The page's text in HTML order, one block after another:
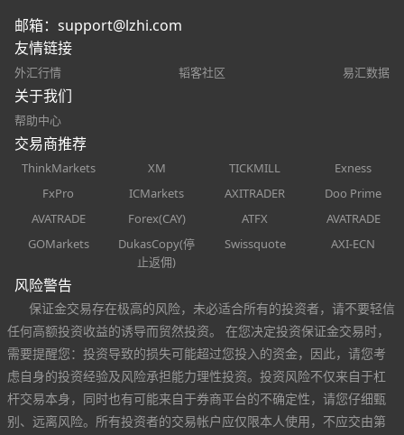
邮箱： support@lzhi.com
友情链接
外汇行情 韬客社区 易汇数据
关于我们
帮助中心
交易商推荐
ThinkMarkets XM TICKMILL
Exness
FxPro
ICMarkets AXITRADER
Doo Prime
AVATRADE
Forex(CAY) ATFX
AVATRADE
GOMarkets
DukasCopy(停
止返佣)
Swissquote AXI-ECN
风险警告
保证金交易存在极高的风险，未必适合所有的投资者，请不要轻信
任何高额投资收益的诱导而贸然投资。 在您决定投资保证金交易时，
需要提醒您：投资导致的损失可能超过您投入的资金，因此，请您考
虑自身的投资经验及风险承担能力理性投资。投资风险不仅来自于杠
杆交易本身，同时也有可能来自于券商平台的不确定性，请您仔细甄
别、远离风险。所有投资者的交易帐户应仅限本人使用，不应交由第